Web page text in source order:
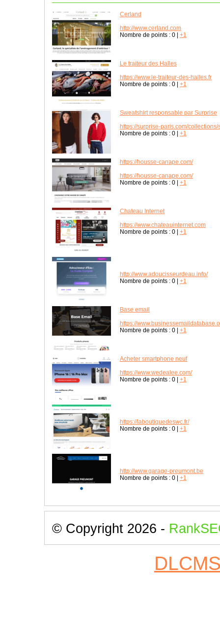
Cerland
http://www.cerland.com
Nombre de points : 0 +1
Le traiteur des Halles
https://www.le-traiteur-des-halles.fr
Nombre de points : 0 +1
Sweatshirt responsable par Surprise
https://surprise-paris.com/
Nombre de points : 0 +1
https://housse-canape.com/
https://housse-canape.com/
Nombre de points : 0 +1
Chateau Internet
https://www.chateauinternet.com
Nombre de points : 0 +1
http://www.adoucisseurdeau.info/
Nombre de points : 0 +1
Base email
https://
Nombre de points : 0 +1
Acheter smartphone neuf
https://www.wedealee.com/
Nombre de points : 0 +1
https://laboutiquedeswc.fr/
Nombre de points : 0 +1
http://www.garage-preumont.be
Nombre de points : 0 +1
© Copyright 2026 -